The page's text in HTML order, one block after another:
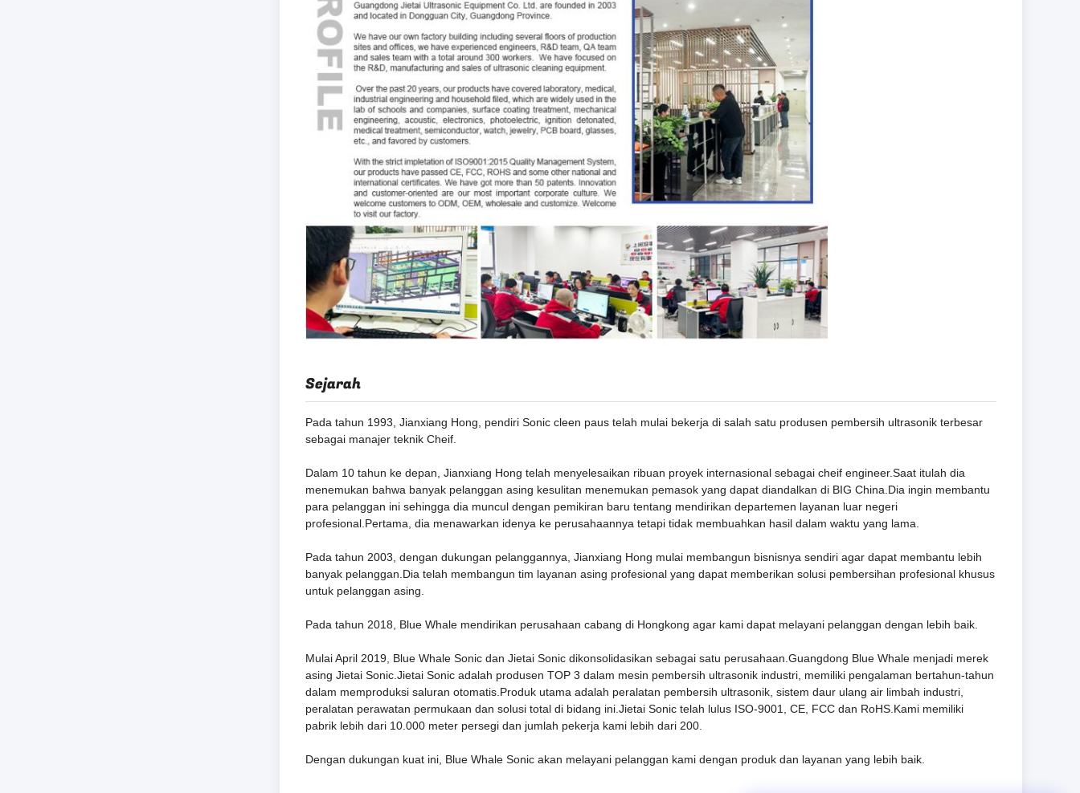
Sejarah
Pada tahun 1993, Jianxiang Hong, pendiri Sonic cleen paus telah mulai bekerja di salah satu produsen pembersih ultrasonik terbesar
sebagai manajer teknik Cheif.
Dalam 10 tahun ke depan, Jianxiang Hong telah menyelesaikan ribuan proyek internasional sebagai cheif engineer.Saat itulah dia
menemukan bahwa banyak pelanggan asing kesulitan menemukan pemasok yang dapat diandalkan di BIG China.Dia ingin membantu
para pelanggan ini sehingga dia muncul dengan pemikiran baru tentang mendirikan departemen layanan luar negeri
profesional.Pertama, dia menawarkan idenya ke perusahaannya tetapi tidak membuahkan hasil dalam waktu yang lama.
Pada tahun 2003, dengan dukungan pelanggannya, Jianxiang Hong mulai membangun bisnisnya sendiri agar dapat membantu lebih
banyak pelanggan.Dia telah membangun tim layanan asing profesional yang dapat memberikan solusi pembersihan profesional khusus
untuk pelanggan asing.
Pada tahun 2018, Blue Whale mendirikan perusahaan cabang di Hongkong agar kami dapat melayani pelanggan dengan lebih baik.
Mulai April 2019, Blue Whale Sonic dan Jietai Sonic dikonsolidasikan sebagai satu perusahaan.Guangdong Blue Whale menjadi merek
asing Jietai Sonic.Jietai Sonic adalah produsen TOP 3 dalam mesin pembersih ultrasonik industri, memiliki pengalaman bertahun-tahun
dalam memproduksi saluran otomatis.Produk utama adalah peralatan pembersih ultrasonik, sistem daur ulang air limbah industri,
peralatan perawatan permukaan dan solusi total di bidang ini.Jietai Sonic telah lulus ISO-9001, CE, FCC dan RoHS.Kami memiliki
pabrik lebih dari 10.000 meter persegi dan jumlah pekerja kami lebih dari 200.
Dengan dukungan kuat ini, Blue Whale Sonic akan melayani pelanggan kami dengan produk dan layanan yang lebih baik.